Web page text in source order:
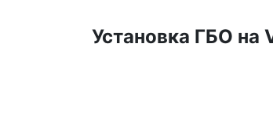
Установка ГБО на